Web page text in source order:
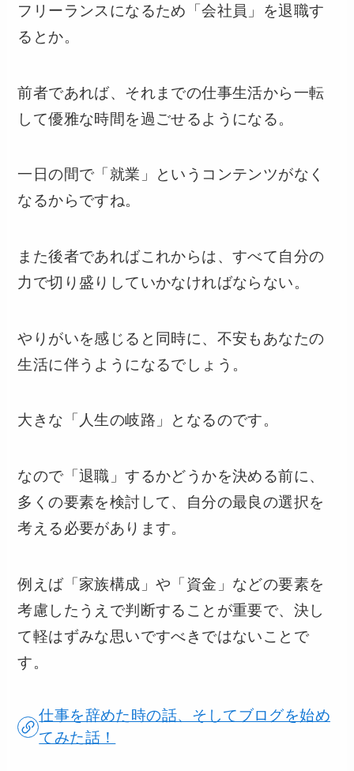
フリーランスになるため「会社員」を退職す
るとか。
前者であれば、それまでの仕事生活から一転
して優雅な時間を過ごせるようになる。
一日の間で「就業」というコンテンツがなく
なるからですね。
また後者であればこれからは、すべて自分の
力で切り盛りしていかなければならない。
やりがいを感じると同時に、不安もあなたの
生活に伴うようになるでしょう。
大きな「人生の岐路」となるのです。
なので「退職」するかどうかを決める前に、
多くの要素を検討して、自分の最良の選択を
考える必要があります。
例えば「家族構成」や「資金」などの要素を
考慮したうえで判断することが重要で、決し
て軽はずみな思いですべきではないことで
す。
仕事を辞めた時の話、そしてブログを始め
てみた話！